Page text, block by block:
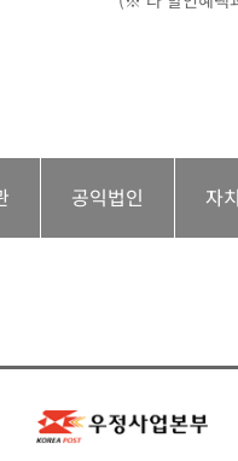
공익법인 자